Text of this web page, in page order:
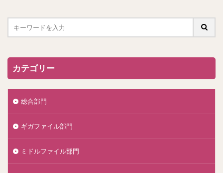
カテゴリー
総合部門
ギガファイル部門
ミドルファイル部門